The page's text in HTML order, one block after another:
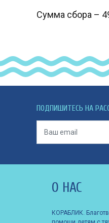
Сумма сбора –
ПОДПИШИТЕСЬ НА
О НАС
КОРАБЛИК.